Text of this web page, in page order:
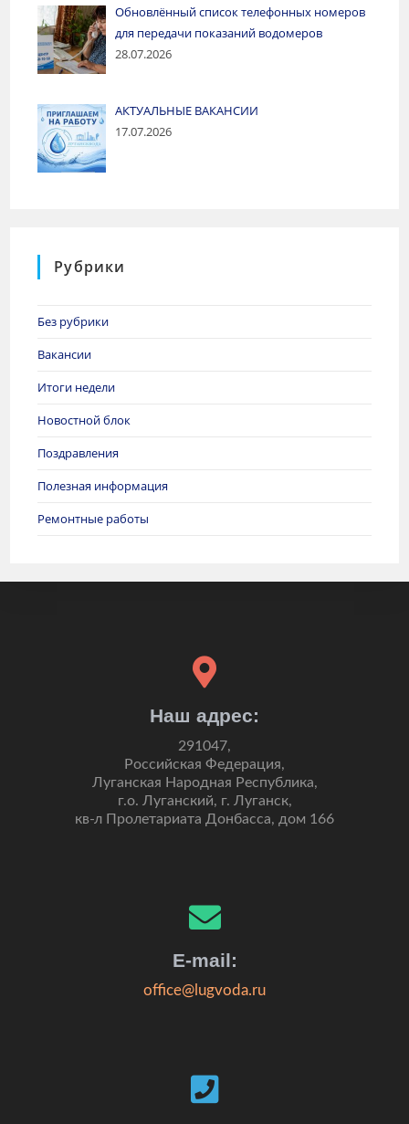
Обновлённый список телефонных номеров
для передачи показаний водомеров
28.07.2026
АКТУАЛЬНЫЕ ВАКАНСИИ
17.07.2026
Рубрики
Без рубрики
Вакансии
Итоги недели
Новостной блок
Поздравления
Полезная информация
Ремонтные работы
Наш адрес:
291047,
Российская Федерация,
Луганская Народная Республика,
г.о. Луганский, г. Луганск,
кв-л Пролетариата Донбасса, дом 166
E-mail:
office@lugvoda.ru